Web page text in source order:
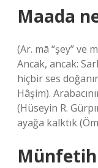
Maada
(Ar. mā “şey” ve
Ancak, ancak:
hiçbir ses
Hâşim).
(Hüseyin R.
ayağa kalktık
Münfetih